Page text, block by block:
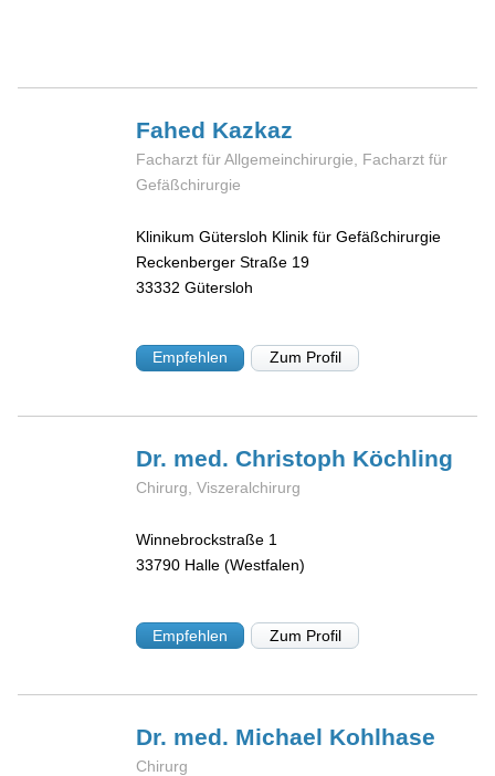
Fahed Kazkaz
Facharzt für Allgemeinchirurgie, Facharzt für
Gefäßchirurgie
Klinikum Gütersloh Klinik für Gefäßchirurgie
Reckenberger Straße 19
33332 Gütersloh
Empfehlen Zum Profil
Dr. med. Christoph Köchling
Chirurg, Viszeralchirurg
Winnebrockstraße 1
33790 Halle (Westfalen)
Empfehlen Zum Profil
Dr. med. Michael Kohlhase
Chirurg